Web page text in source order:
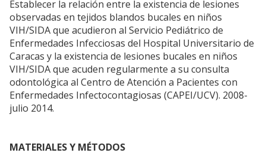
Establecer la relación entre la existencia de lesiones
observadas en tejidos blandos bucales en niños
VIH/SIDA que acudieron al Servicio Pediátrico de
Enfermedades Infecciosas del Hospital Universitario de
Caracas y la existencia de lesiones bucales en niños
VIH/SIDA que acuden regularmente a su consulta
odontológica al Centro de Atención a Pacientes con
Enfermedades Infectocontagiosas (CAPEI/UCV). 2008-
julio 2014.
MATERIALES Y MÉTODOS